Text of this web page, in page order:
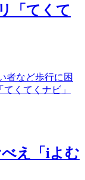
「てくて
者など歩行に困
くてくナビ」
え「iよむ